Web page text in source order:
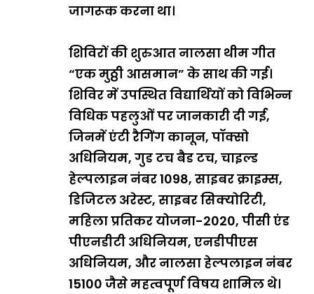
जागरूक करना था।
शिविरों की शुरुआत नालसा थीम गीत
“एक मुठ्ठी आसमान” के साथ की गई।
शिविर में उपस्थित विद्यार्थियों को विभिन्न
विधिक पहलुओं पर जानकारी दी गई,
जिनमें एंटी रैगिंग कानून, पॉक्सो
अधिनियम, गुड टच बैड टच, चाइल्ड
हेल्पलाइन नंबर 1098, साइबर क्राइम्स,
डिजिटल अरेस्ट, साइबर सिक्योरिटी,
महिला प्रतिकर योजना-2020, पीसी एंड
पीएनडीटी अधिनियम, एनडीपीएस
अधिनियम, और नालसा हेल्पलाइन नंबर
15100 जैसे महत्वपूर्ण विषय शामिल थे।